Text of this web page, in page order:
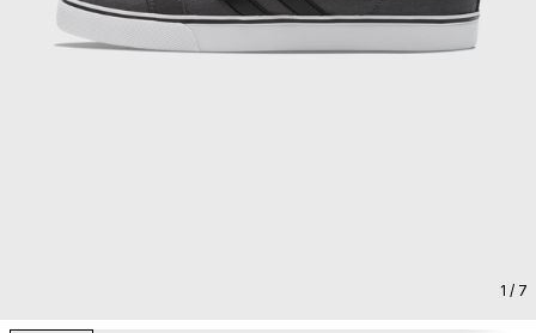
1 / 7